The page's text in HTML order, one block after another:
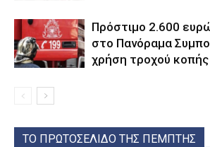
Πρόστιμο 2.600
στο Πανόραμα
χρήση τροχού
ΤΟ ΠΡΩΤΟΣΕΛΙΔΟ ΤΗΣ ΠΕΜΠΤΗΣ